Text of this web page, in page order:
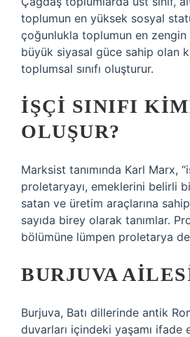
toplumun en yüksek sosyal
çoğunlukla toplumun en
büyük siyasal güce sahip olan
toplumsal sınıfı oluşturur.
İŞÇI SINIFI
OLUŞUR?
Marksist tanımında Karl Marx,
proletaryayı, emeklerini belirli
satan ve üretim araçlarına
sayıda birey olarak tanımlar.
bölümüne lümpen proletarya
BURJUVA
Burjuva, Batı dillerinde antik
duvarları içindeki yaşamı ifade